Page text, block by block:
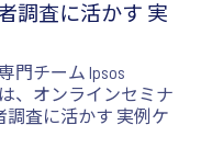
調査に活かす 実
門チーム Ipsos
、オンラインセミナ
調査に活かす 実例ケ